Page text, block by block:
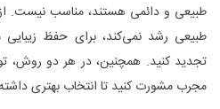
طبیعی و دائمی هستند، مناسب نیست.
طبیعی رشد نمی‌کند، برای حفظ زیبایی
تجدید کنید. همچنین، در هر دو
مجرب مشورت کنید تا انتخاب بهتری